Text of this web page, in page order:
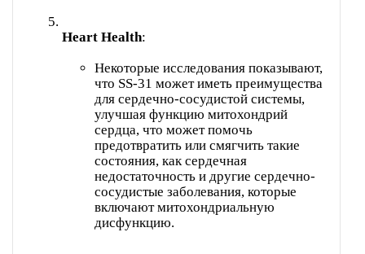
Heart Health
Некоторые исследования показывают,
что SS-31 может иметь преимущества
для сердечно-сосудистой системы,
улучшая функцию митохондрий
сердца, что может помочь
предотвратить или смягчить такие
состояния, как сердечная
недостаточность и другие сердечно-
сосудистые заболевания, которые
включают митохондриальную
дисфункцию.